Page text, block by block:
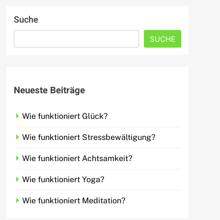
Suche
SUCHE
Neueste Beiträge
Wie funktioniert Glück?
Wie funktioniert Stressbewältigung?
Wie funktioniert Achtsamkeit?
Wie funktioniert Yoga?
Wie funktioniert Meditation?